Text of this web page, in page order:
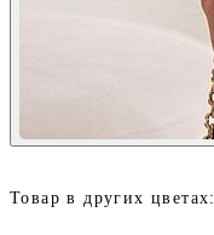
Товар в других цветах: